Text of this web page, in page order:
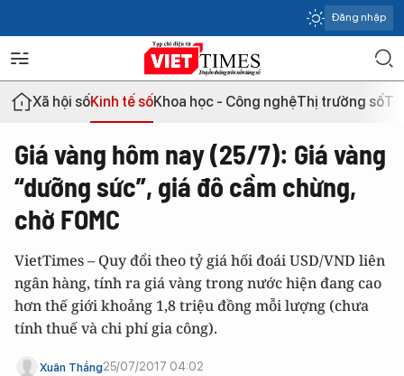
Đăng nhập
Xã hội sốKinh tế sốKhoa học - Công nghệThị trường số
Giá vàng hôm nay (25/7): Giá vàng
“dưỡng sức”, giá đô cầm chừng,
chờ FOMC
VietTimes – Quy đổi theo tỷ giá hối đoái USD/VND liên
ngân hàng, tính ra giá vàng trong nước hiện đang cao
hơn thế giới khoảng 1,8 triệu đồng mỗi lượng (chưa
tính thuế và chi phí gia công).
Xuân Thắng25/07/2017 04:02